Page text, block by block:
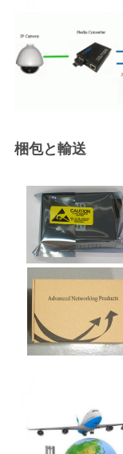
梱包と輸送